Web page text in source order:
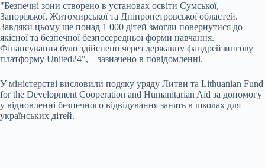
"Безпечні зони створено в установах освіти Сумської,
Запорізької, Житомирської та Дніпропетровської областей.
Завдяки цьому ще понад 1 000 дітей змогли повернутися до
якісної та безпечної безпосередньої форми навчання.
Фінансування було здійснено через державну фандрейзингову
платформу United24", – зазначено в повідомленні.
У міністерстві висловили подяку уряду Литви та Lithuanian Fund
for the Development Cooperation and Humanitarian Aid за допомогу
у відновленні безпечного відвідування занять в школах для
українських дітей.